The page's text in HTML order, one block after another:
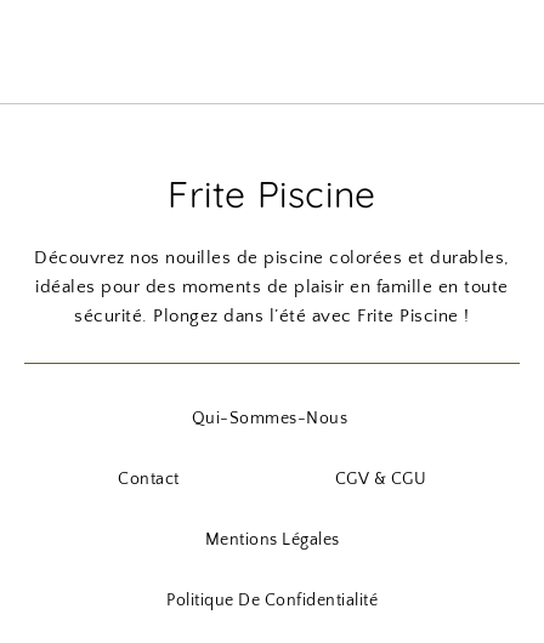
Frite Piscine
Découvrez nos nouilles de piscine colorées et durables,
idéales pour des moments de plaisir en famille en toute
sécurité. Plongez dans l’été avec Frite Piscine !
Qui-Sommes-Nous
Contact CGV & CGU
Mentions Légales
Politique De Confidentialité